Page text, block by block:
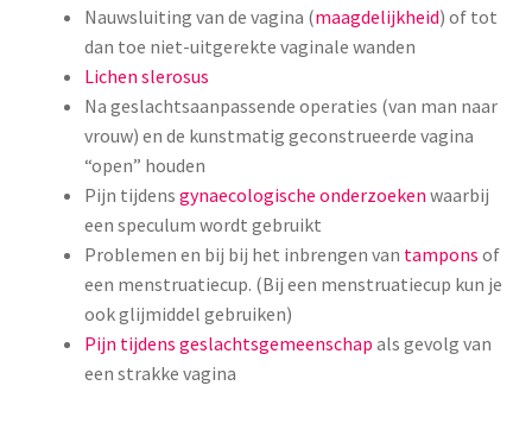
Nauwsluiting van de vagina (maagdelijkheid) of tot
dan toe niet-uitgerekte vaginale wanden
Lichen slerosus
Na geslachtsaanpassende operaties (van man naar
vrouw) en de kunstmatig geconstrueerde vagina
“open” houden
Pijn tijdens gynaecologische onderzoeken waarbij
een speculum wordt gebruikt
Problemen en bij bij het inbrengen van tampons of
een menstruatiecup. (Bij een menstruatiecup kun je
ook glijmiddel gebruiken)
Pijn tijdens geslachtsgemeenschap als gevolg van
een strakke vagina